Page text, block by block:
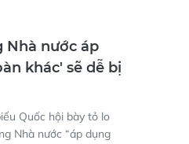
Nhà nước áp
khác' sẽ dễ bị
Quốc hội bày tỏ lo